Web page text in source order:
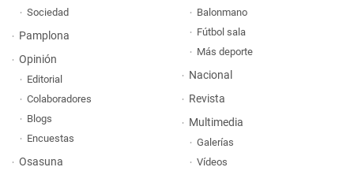
Sociedad
Pamplona
Opinión
Editorial
Colaboradores
Blogs
Encuestas
Osasuna
Balonmano
Fútbol sala
Más deporte
Nacional
Revista
Multimedia
Galerías
Vídeos